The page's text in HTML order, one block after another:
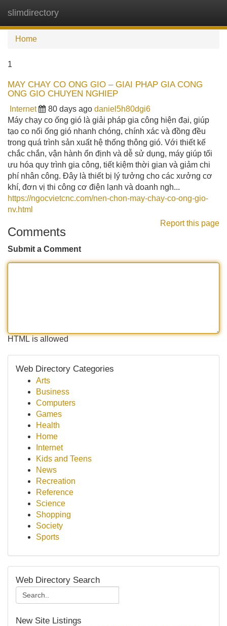
slimdirectory
Home
1
MAY CHAY CO ONG GIO – GIAI PHAP GIA CONG
ONG GIO CHUYEN NGHIEP
Internet 80 days ago daniel5h80dgi6
Máy chạy co ống gió là giải pháp gia công hiện đại, giúp
tạo co nối ống gió nhanh chóng, chính xác và đồng đều
trong quá trình sản xuất hệ thống thông gió. Với thiết kế
chắc chắn, vận hành ổn định và dễ sử dụng, máy giúp tối
ưu hóa quy trình gia công, tiết kiệm thời gian và giảm chi
phí nhân công. Đây là thiết bị lý tưởng cho các xưởng cơ
khí, đơn vị thi công cơ điện lạnh và doanh ngh...
https://ngocvietcnc.com/nen-chon-may-chay-co-ong-gio-
nv.html
Report this page
Comments
Submit a Comment
HTML is allowed
Web Directory Categories
Arts
Business
Computers
Games
Health
Home
Internet
Kids and Teens
News
Recreation
Reference
Science
Shopping
Society
Sports
Web Directory Search
New Site Listings